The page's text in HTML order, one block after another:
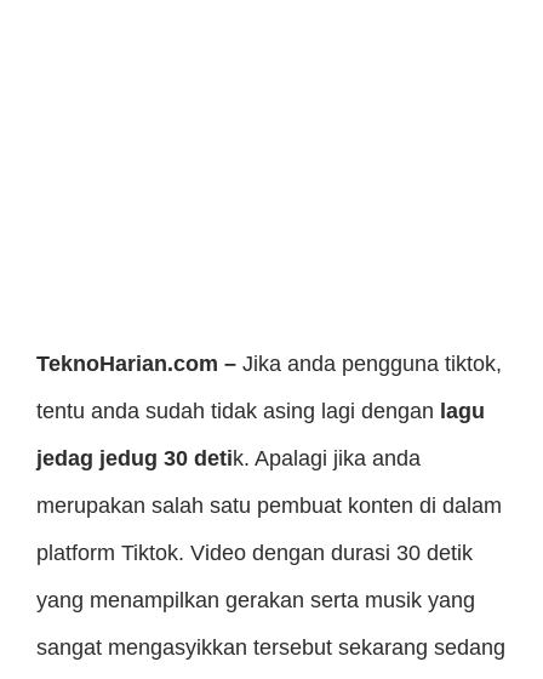
TeknoHarian.com – Jika anda pengguna tiktok,
tentu anda sudah tidak asing lagi dengan lagu
jedag jedug 30 detik. Apalagi jika anda
merupakan salah satu pembuat konten di dalam
platform Tiktok. Video dengan durasi 30 detik
yang menampilkan gerakan serta musik yang
sangat mengasyikkan tersebut sekarang sedang